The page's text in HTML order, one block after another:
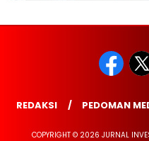
REDAKSI PEDOMAN
COPYRIGHT © 2026 JURNAL